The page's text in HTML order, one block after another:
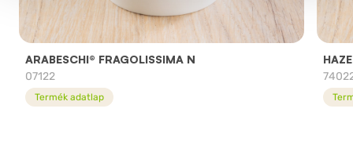
ARABESCHI® FRAGOLISSIMA N
07122
Termék adatlap